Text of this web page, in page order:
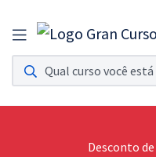
Assinatura Ilimitada 11
Acesso a todos os cursos. Teste
Assinatura OAB Até
Acesso ilimitado a todaDesconto de